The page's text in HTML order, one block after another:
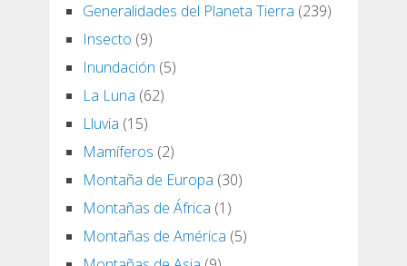
Generalidades del Planeta Tierra (239)
Insecto (9)
Inundación (5)
La Luna (62)
Lluvia (15)
Mamíferos (2)
Montaña de Europa (30)
Montañas de África (1)
Montañas de América (5)